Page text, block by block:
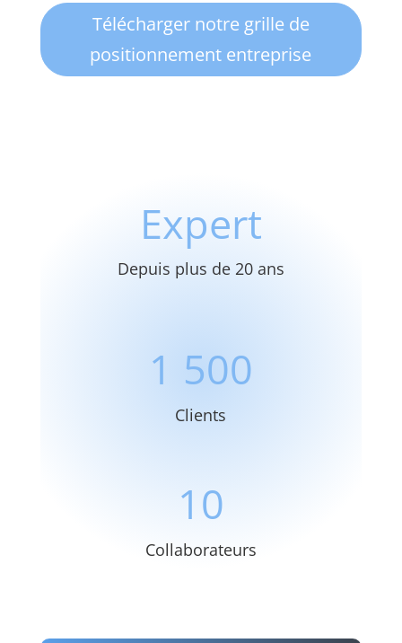
Télécharger notre grille de
positionnement entreprise
Expert
Depuis plus de 20 ans
1 500
Clients
10
Collaborateurs